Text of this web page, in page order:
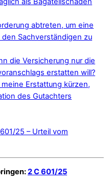
abtreten, um eine
Sachverständigen zu
die Versicherung nur die
erstatten will?
Erstattung kürzen,
des Gutachters
25 – Urteil vom
2 C 601/25